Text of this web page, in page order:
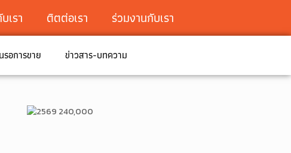
เรา ติตต่อเรา ร่วมงานกับเรา
อการขาย ข่าวสาร-บทความ